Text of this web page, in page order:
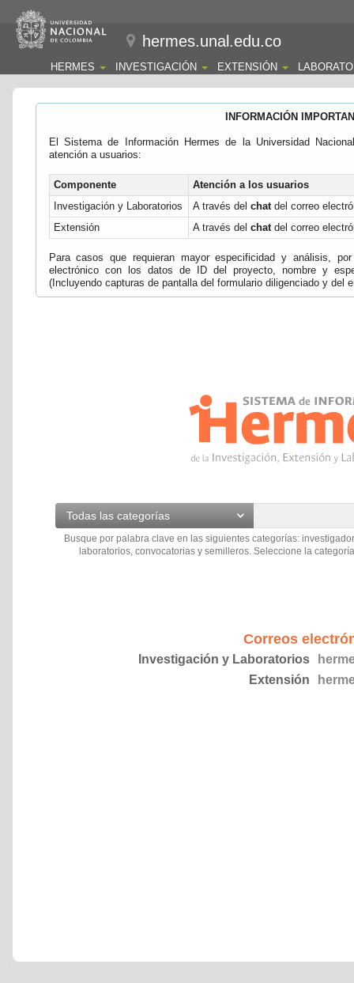
hermes.unal.edu.co
HERMES INVESTIGACIÓN EXTENSIÓN
INFORMACIÓN
El Sistema de Información Hermes de la Universidad
atención a usuarios:
Componente
Atención a los usuarios
Investigación y Laboratorios
A través del chatdel correo
Extensión
A través del chatdel correo
Para casos que requieran mayor especificidad y análisis,
electrónico con los datos de ID del proyecto, nombre y
(Incluyendo capturas de pantalla del formulario diligenciado y del
Todas las categorías
Busque por palabra clave en las siguientes categorías:
laboratorios, convocatorias y semilleros. Seleccione la
Correos
Investigación y Laboratorios
Extensión